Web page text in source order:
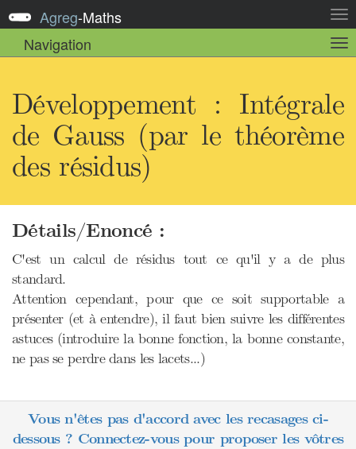
la
Agreg-Maths
Navigation
la
Développement : Intégrale
de Gauss (par le théorème
des résidus)
Détails/Enoncé :
C'est un calcul de résidus tout ce qu'il y a de plus
standard.
Attention cependant, pour que ce soit supportable a
présenter (et à entendre), il faut bien suivre les différentes
astuces (introduire la bonne fonction, la bonne constante,
ne pas se perdre dans les lacets...)
Vous n'êtes pas d'accord avec les recasages ci-
dessous ? Connectez-vous pour proposer les vôtres